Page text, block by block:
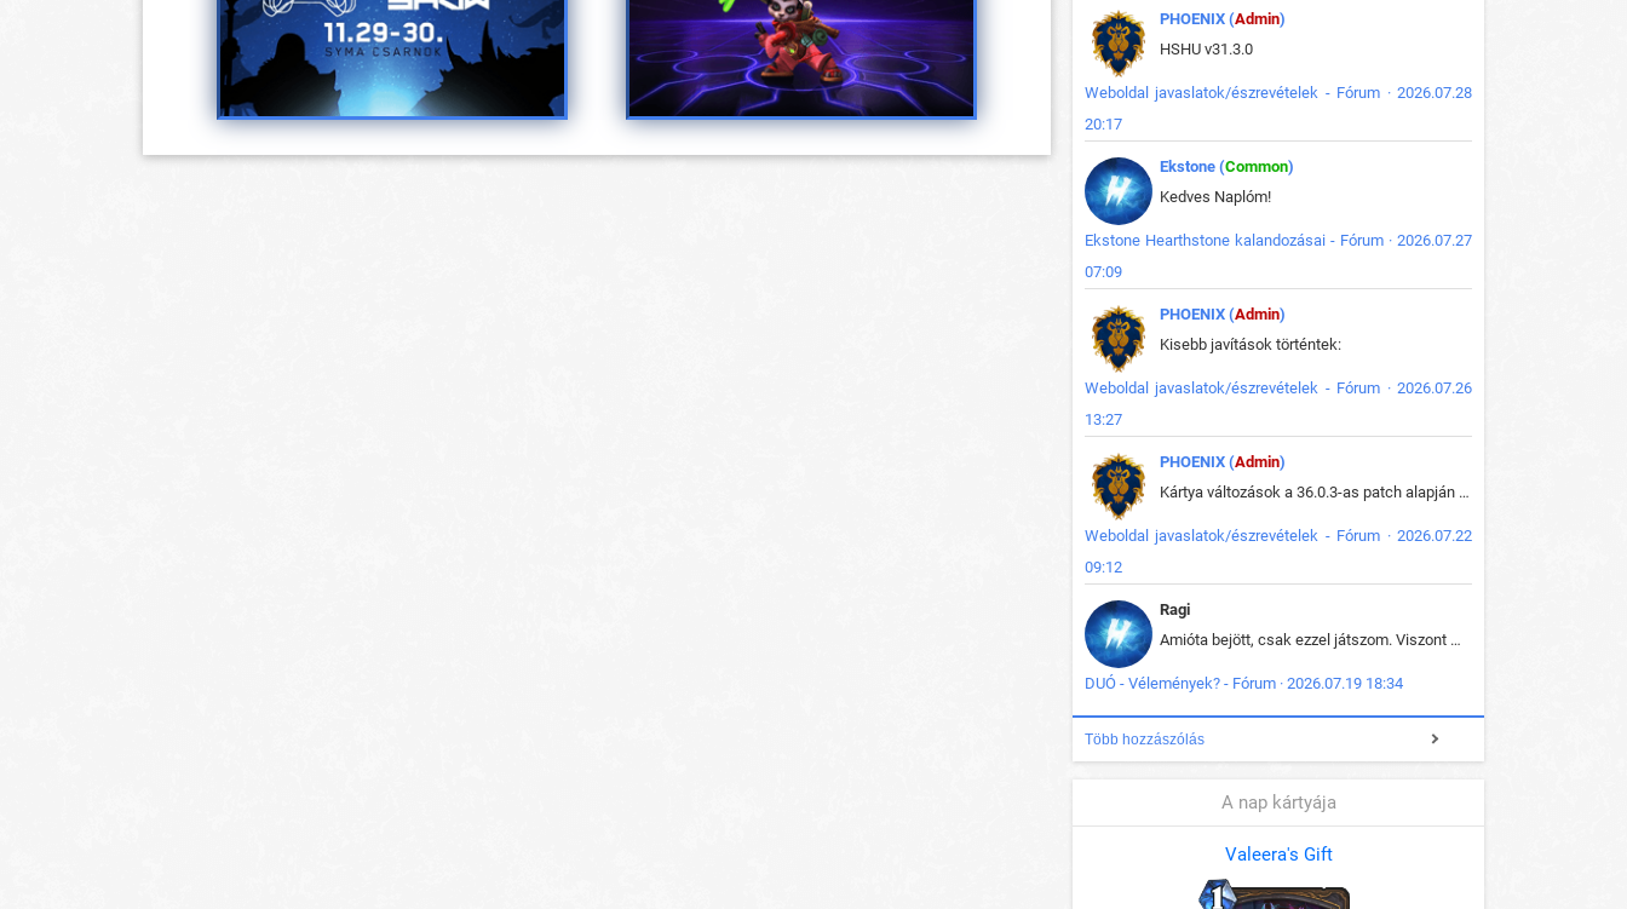
PHOENIX (Admin)
HSHU v31.3.0
Weboldal javaslatok/észrevételek - Fórum · 2026.07.28
20:17
Ekstone (Common)
Kedves Naplóm!
Ekstone Hearthstone kalandozásai - Fórum · 2026.07.27
07:09
PHOENIX (Admin)
Kisebb javítások történtek:
Weboldal javaslatok/észrevételek - Fórum · 2026.07.26
13:27
PHOENIX (Admin)
Kártya változások a 36.0.3-as patch alapján frissítve az adatbázisban (képek is cserélve).
Weboldal javaslatok/észrevételek - Fórum · 2026.07.22
09:12
Ragi
Amióta bejött, csak ezzel játszom. Viszont mint minden más - akár az alapjáték is, ez is baromira összetett lett. Néha már pár kör után is esélytelen az egész. Vagy irreállisan túltápol valaki, vagy lelép a partner, vagy csak hülye mint a segg. És amikor eljönne az én időm, na akkor jön el mindenki másé is. Engem jobban érdekelne, hogy ki milyen ratingen szokott játszani. Na ez lenne egy érdekes adat.
DUÓ - Vélemények? - Fórum · 2026.07.19 18:34
Több hozzászólás
A nap kártyája
Valeera's Gift